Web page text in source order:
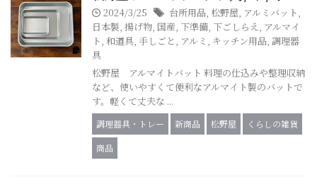
2024/3/25 台所用品, 松野屋, アルミバット,
日本製, 揚げ物, 国産, 下準備, 下ごしらえ, アルマイ
ト, 和道具, 手しごと, アルミ , キッチン用品, 調理器
具
松野屋 アルマイトバット 料理の仕込みや整理収納
など、使いやすくて便利なアルマイト製のバットで
す。軽くて丈夫な ...
調理器具・トレー 新商品 松野屋
くらしの雑貨
商品